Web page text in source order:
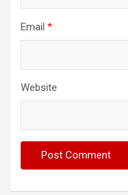
Email *
Website